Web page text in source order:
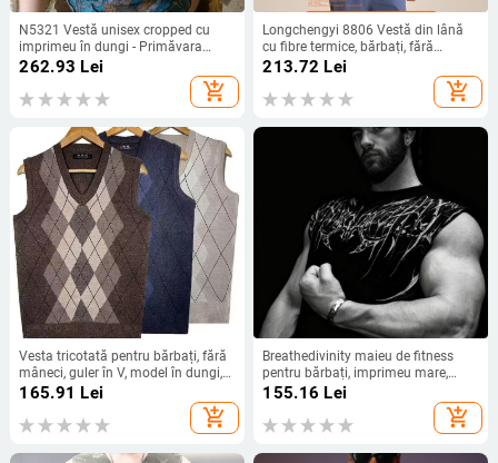
N5321 Vestă unisex cropped cu
imprimeu în dungi - Primăvara
2025
262.93 Lei
add_shopping_cart
Longchengyi 8806 Vestă din lână
cu fibre termice, bărbați, fără
mâneci, iarnă
213.72 Lei
add_shopping_cart
Vesta tricotată pentru bărbați, fără
mâneci, guler în V, model în dungi,
croi lejer
165.91 Lei
add_shopping_cart
Breathedivinity maieu de fitness
pentru bărbați, imprimeu mare,
bumbac, model în dungă
155.16 Lei
add_shopping_cart